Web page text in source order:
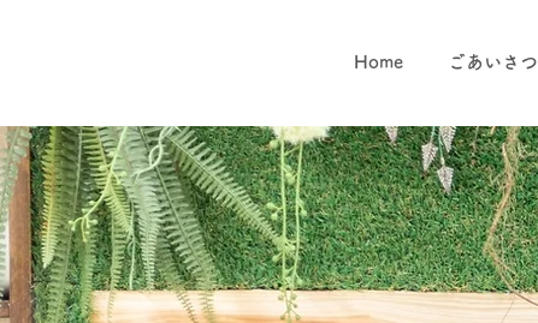
Home ごあいさつ